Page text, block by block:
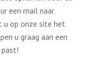
een mail naar
u op onze site het
u graag aan een
past!